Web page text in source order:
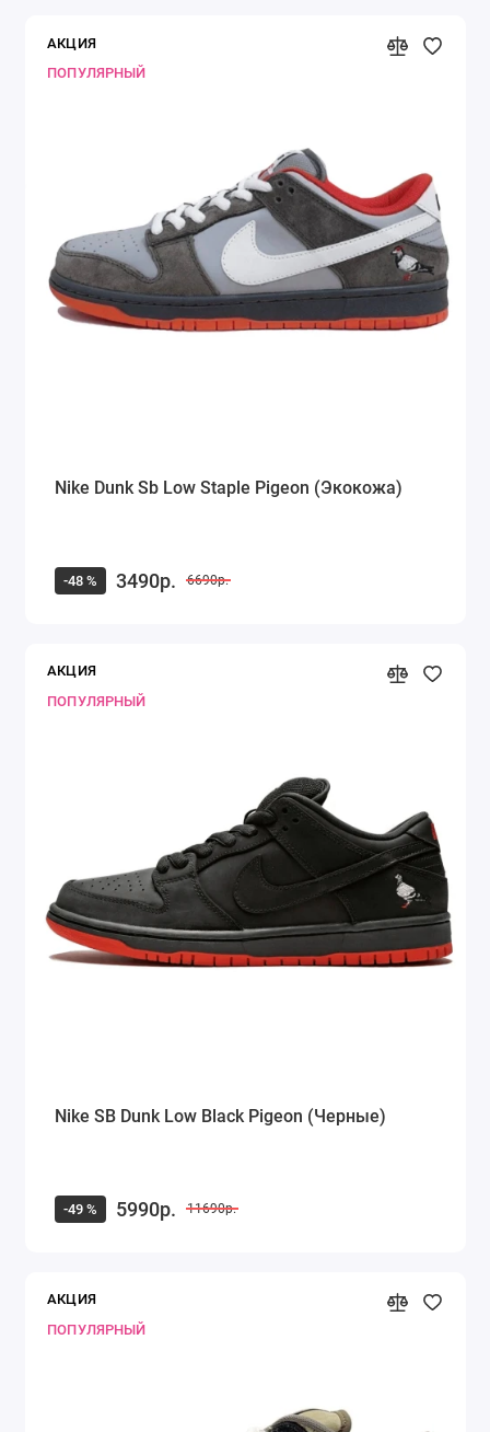
АКЦИЯ
ПОПУЛЯРНЫЙ
Nike Dunk Sb Low Staple Pigeon (Экокожа)
-48 % 3490р. 6690р.
АКЦИЯ
ПОПУЛЯРНЫЙ
Nike SB Dunk Low Black Pigeon (Черные)
-49 % 5990р. 11690р.
АКЦИЯ
ПОПУЛЯРНЫЙ